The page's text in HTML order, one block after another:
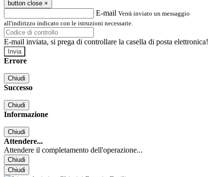
button close ×
E-mail Verrà inviato un messaggio
all'indirizzo indicato con le istruzioni necessarie.
E-mail inviata, si prega di controllare la casella di posta elettronica!
Errore
Chiudi
Successo
Chiudi
Informazione
Chiudi
Attendere...
Attendere il completamento dell'operazione...
Chiudi
Chiudi